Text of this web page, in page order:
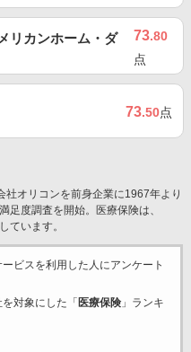
リカンホーム・ダ
73.80
点
73.50点
社オリコンを前身企業に1967年より
足度調査を開始。医療保険は、
ています。
ビスを利用した 人にアンケート
を対象にした「 医療保険」ランキ